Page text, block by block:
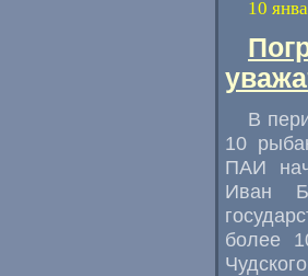
10
В
10
ПАИ
Иван
более